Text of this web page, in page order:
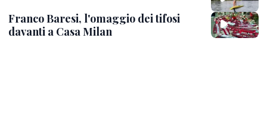
Franco Baresi, l'omaggio dei tifosi
davanti a Casa Milan